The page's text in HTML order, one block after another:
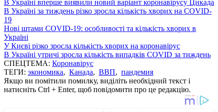
В Україні вперше виявили новий варіант коронавірусу Цикада
В Україні за тиждень різко зросла кількість хворих на COVID-
19
Нові штами COVID-19: особливості та кількість хворих в
Україні
У Києві різко зросла кількість хворих на коронавірус
В Україні утричі зросла кількість випадків COVID за тиждень
СПЕЦТЕМА: Коронавірус
ТЕГИ: экономика, Канада, ВВП, пандемия
Якщо ви помітили помилку, виділіть необхідний текст і
натисніть Ctrl + Enter, щоб повідомити про це редакцію.